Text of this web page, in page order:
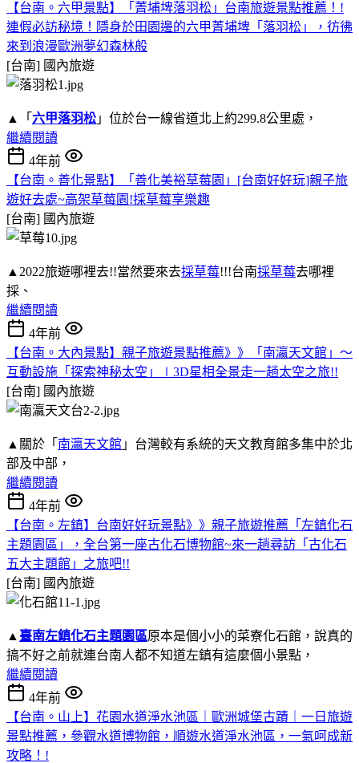
【台南。六甲景點】「菁埔埤落羽松」台南旅遊景點推薦！!
連假必訪秘境！隱身於田園邊的六甲菁埔埤「落羽松」，彷彿
來到浪漫歐洲夢幻森林般
[台南] 國內旅遊
▲「 六甲落羽松 」位於台一線省道北上約299.8公里處，
繼續閱讀
4年前
【台南。善化景點】「善化美裕草莓園」[台南好好玩]親子旅
遊好去處~高架草莓園!採草莓享樂趣
[台南] 國內旅遊
▲2022旅遊哪裡去!!當然要來去採草莓!!!台南採草莓去哪裡
採、
繼續閱讀
4年前
【台南。大內景點】親子旅遊景點推薦》》「南瀛天文館」～
互動設施「探索神秘太空」∣3D星相全景走一趟太空之旅!!
[台南] 國內旅遊
▲關於「 南瀛天文館 」台灣較有系統的天文教育館多集中於北
部及中部，
繼續閱讀
4年前
【台南。左鎮】台南好好玩景點》》親子旅遊推薦「左鎮化石
主題園區」，全台第一座古化石博物館~來一趟尋訪「古化石
五大主題館」之旅吧!!
[台南] 國內旅遊
▲ 臺南左鎮化石主題園區原本是個小小的菜寮化石館，說真的
搞不好之前就連台南人都不知道左鎮有這麼個小景點，
繼續閱讀
4年前
【台南。山上】花園水道淨水池區｜歐洲城堡古蹟｜一日旅遊
景點推薦，參觀水道博物館，順遊水道淨水池區，一氣呵成新
攻略！!